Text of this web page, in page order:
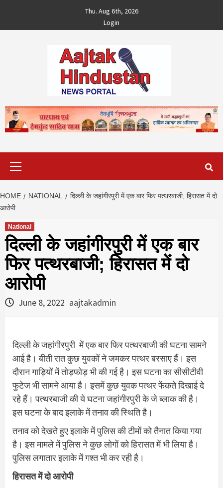
content
Thu. Aug 6th, 2026
Login
HOME NATIONAL
दिल्ली के जहांगीरपुरी में एक बार फिर पत्थरबाजी; हिरासत में दो
आरोपी
National
दिल्ली के जहांगीरपुरी में एक बार
फिर पत्थरबाजी; हिरासत में दो
आरोपी
June 8, 2022 aajtakadmin
दिल्ली के जहांगीरपुरी में एक बार फिर पत्थरबाजी की घटना सामने
आई है। बीती रात कुछ युवकों ने जमकर पत्थर बरसाए हैं। इस
दौरान गाड़ियों में तोड़फोड़ भी की गई है। इस घटना का सीसीटीवी
फुटेज भी सामने आया है। इसमें कुछ युवक पत्थर फेंकते दिखाई दे
रहे हैं। पत्थरबाजी की ये घटना जहांगीरपुरी के जे ब्लाक की है।
इस घटना के बाद इलाके में तनाव की स्थिति है।
तनाव को देखते हुए इलाके में पुलिस की टीमों को तैनात किया गया
है। इस मामले में पुलिस ने कुछ लोगों को हिरासत में भी लिया है।
पुलिस लगातार इलाके में गश्त भी कर रही है।
हिरासत में दो आरोपी